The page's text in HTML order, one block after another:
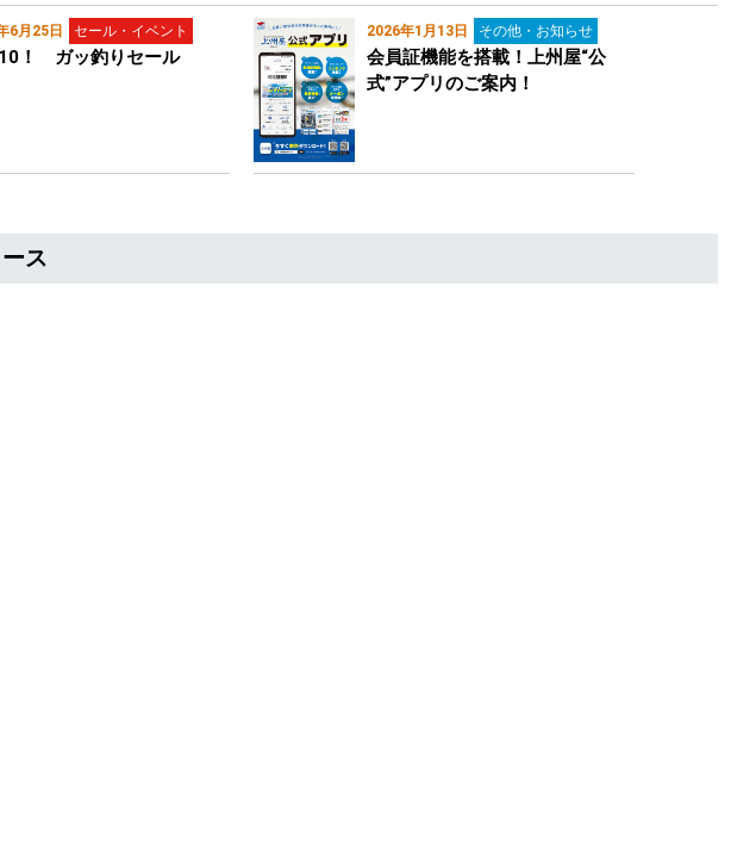
6月25日 セール・イベント
！ ガッ釣りセール
2026年1月13日 その他・お知らせ
会員証機能を搭載！上州屋“公
式”アプリのご案内！
ス